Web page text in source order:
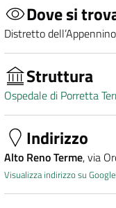
Dove si
Distretto
Struttura
Ospedale di Porretta
Indirizzo
Alto Reno Terme, via
Visualizza indirizzo su